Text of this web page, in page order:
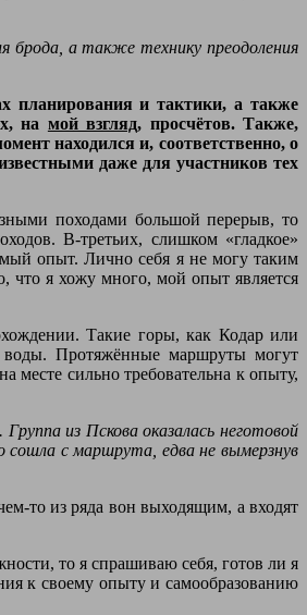
брода, а также технику преодоления
планирования и тактики, а также
на мой взгляд, просчётов. Также,
находился и, соответственно, о
даже для участников тех
походами большой перерыв, то
В-третьих, слишком «гладкое»
опыт. Лично себя я не могу таким
что я хожу много, мой опыт является
Такие горы, как Кодар или
воды. Протяжённые маршруты могут
месте сильно требовательна к опыту,
из Пскова оказалась неготовой
с маршрута, едва не вымерзнув
то из ряда вон выходящим, а входят
то я спрашиваю себя, готов ли я
к своему опыту и самообразованию